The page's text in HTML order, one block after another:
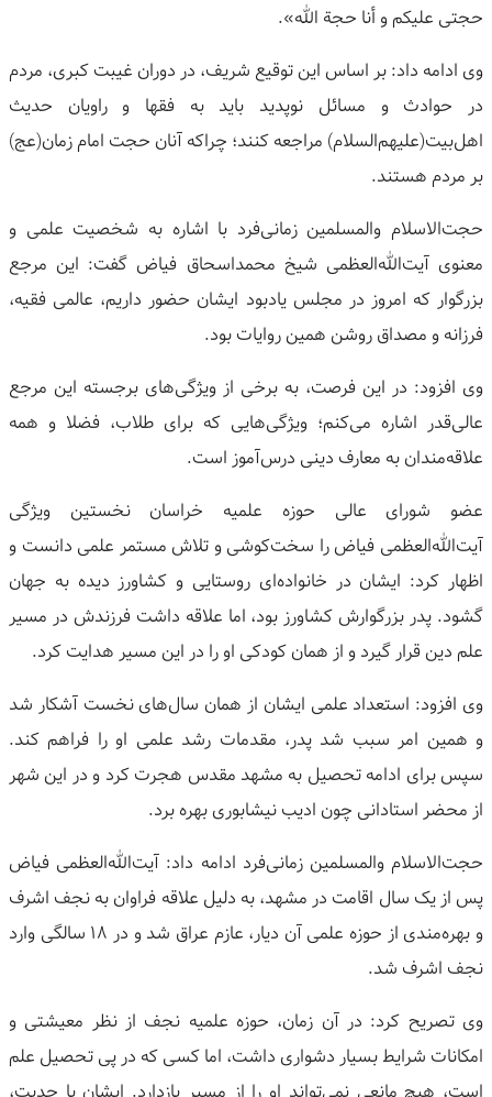
حجتی علیکم و أنا حجة الله».
وی ادامه داد: بر اساس این توقیع شریف، در دوران غیبت کبری، مردم
در حوادث و مسائل نوپدید باید به فقها و راویان حدیث
اهل‌بیت(علیهم‌السلام) مراجعه کنند؛ چراکه آنان حجت امام زمان(عج)
بر مردم هستند.
حجت‌الاسلام والمسلمین زمانی‌فرد با اشاره به شخصیت علمی و
معنوی آیت‌الله‌العظمی شیخ محمداسحاق فیاض گفت: این مرجع
بزرگوار که امروز در مجلس یادبود ایشان حضور داریم، عالمی فقیه،
فرزانه و مصداق روشن همین روایات بود.
وی افزود: در این فرصت، به برخی از ویژگی‌های برجسته این مرجع
عالی‌قدر اشاره می‌کنم؛ ویژگی‌هایی که برای طلاب، فضلا و همه
علاقه‌مندان به معارف دینی درس‌آموز است.
عضو شورای عالی حوزه علمیه خراسان نخستین ویژگی
آیت‌الله‌العظمی فیاض را سخت‌کوشی و تلاش مستمر علمی دانست و
اظهار کرد: ایشان در خانواده‌ای روستایی و کشاورز دیده به جهان
گشود. پدر بزرگوارش کشاورز بود، اما علاقه داشت فرزندش در مسیر
علم دین قرار گیرد و از همان کودکی او را در این مسیر هدایت کرد.
وی افزود: استعداد علمی ایشان از همان سال‌های نخست آشکار شد
و همین امر سبب شد پدر، مقدمات رشد علمی او را فراهم کند.
سپس برای ادامه تحصیل به مشهد مقدس هجرت کرد و در این شهر
از محضر استادانی چون ادیب نیشابوری بهره برد.
حجت‌الاسلام والمسلمین زمانی‌فرد ادامه داد: آیت‌الله‌العظمی فیاض
پس از یک سال اقامت در مشهد، به دلیل علاقه فراوان به نجف اشرف
و بهره‌مندی از حوزه علمی آن دیار، عازم عراق شد و در ۱۸ سالگی وارد
نجف اشرف شد.
وی تصریح کرد: در آن زمان، حوزه علمیه نجف از نظر معیشتی و
امکانات شرایط بسیار دشواری داشت، اما کسی که در پی تحصیل علم